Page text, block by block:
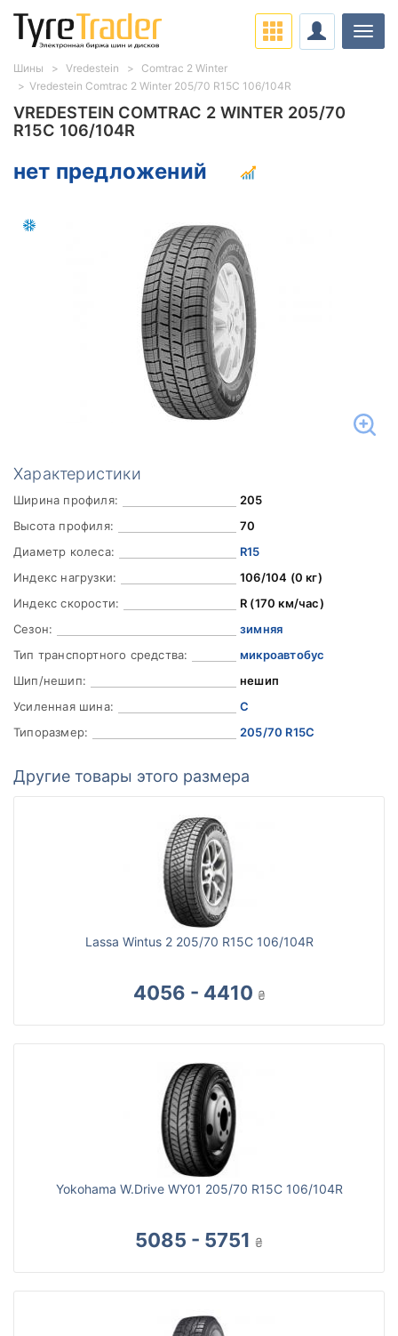
VREDESTEIN COMTRAC 2 WINTER 205/70
R15C 106/104R
нет предложений
Характеристики
Ширина профиля:
205
Высота профиля:
70
Диаметр колеса:
R15
Индекс нагрузки:
106/104 (0 кг)
Индекс скорости:
R (170 км/час)
Сезон:
зимняя
Тип транспортного средства:
микроавтобус
Шип/нешип:
нешип
Усиленная шина:
C
Типоразмер:
205/70 R15C
Другие товары этого размера
Lassa Wintus 2 205/70 R15C 106/104R
4056 - 4410 ₴
Yokohama W.Drive WY01 205/70 R15C 106/104R
5085 - 5751 ₴
Шины Vredestein
Comtrac 2 Winter
Vredestein Comtrac 2 Winter 205/70 R15C 106/104R